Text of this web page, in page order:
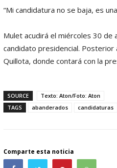
“Mi candidatura no se baja, es
Mulet acudirá el miércoles 30 de
candidato presidencial. Posterior
Quillota, donde contará con la
SOURCE
Texto: Aton/Foto: Aton
TAGS
abanderados candidaturas
Comparte esta noticia